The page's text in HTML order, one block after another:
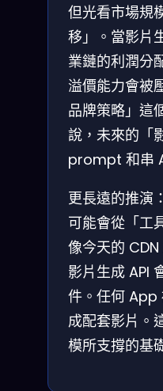
但光看市場規
移」。當影片
業鏈的利潤分
溢價能力會被
品牌策略」這
說，未來的「
prompt 和串
更長遠的推演
可能會從「工
像今天的
影片生成 API
件。任何 App
成配套影片。
模所支撐的基